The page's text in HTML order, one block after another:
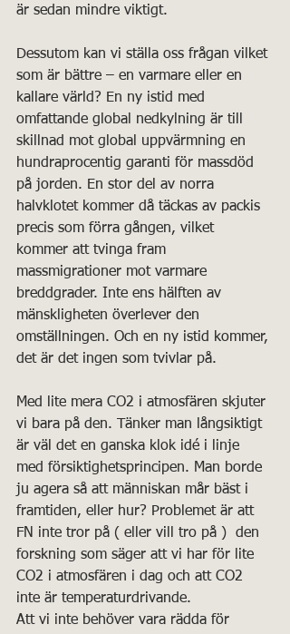
är sedan mindre viktigt.
Dessutom kan vi ställa oss frågan vilket
som är bättre – en varmare eller en
kallare värld? En ny istid med
omfattande global nedkylning är till
skillnad mot global uppvärmning en
hundraprocentig garanti för massdöd
på jorden. En stor del av norra
halvklotet kommer då täckas av packis
precis som förra gången, vilket
kommer att tvinga fram
massmigrationer mot varmare
breddgrader. Inte ens hälften av
mänskligheten överlever den
omställningen. Och en ny istid kommer,
det är det ingen som tvivlar på.
Med lite mera CO2 i atmosfären skjuter
vi bara på den. Tänker man långsiktigt
är väl det en ganska klok idé i linje
med försiktighetsprincipen. Man borde
ju agera så att människan mår bäst i
framtiden, eller hur? Problemet är att
FN inte tror på ( eller vill tro på )  den
forskning som säger att vi har för lite
CO2 i atmosfären i dag och att CO2
inte är temperaturdrivande.
Att vi inte behöver vara rädda för